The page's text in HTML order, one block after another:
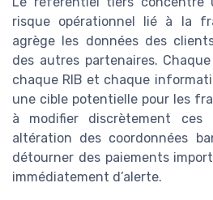
risque opérationnel lié à la
agrège les données des
des autres partenaires.
chaque RIB et chaque
une cible potentielle pour les
à modifier discrètement ces
altération des coordonnées
détourner des paiements
immédiatement d’alerte.